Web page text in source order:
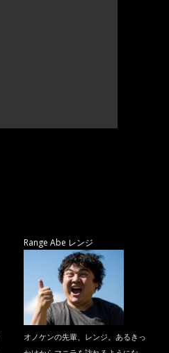
Range Abe レンジ
オノケンの先輩、レンジ。あるきっ